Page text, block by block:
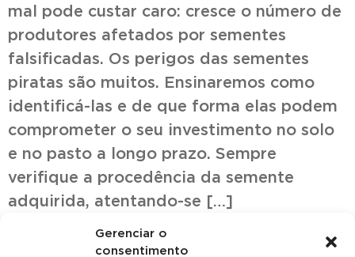
Gerenciar o
consentimento
mal pode custar caro: cresce o número de
produtores afetados por sementes
falsificadas. Os perigos das sementes
piratas são muitos. Ensinaremos como
identificá-las e de que forma elas podem
comprometer o seu investimento no solo
e no pasto a longo prazo. Sempre
verifique a procedência da semente
adquirida, atentando-se […]